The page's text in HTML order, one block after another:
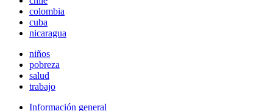
colombia
cuba
nicaragua
niños
pobreza
salud
trabajo
Información general